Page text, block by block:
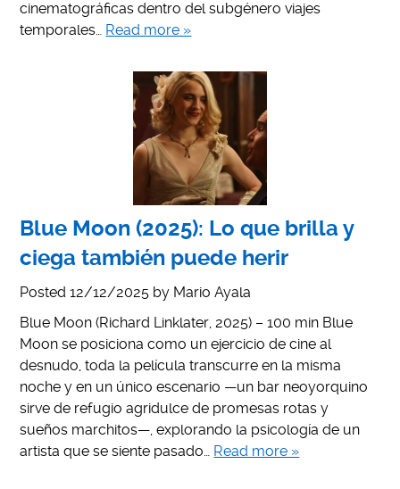
cinematográficas dentro del subgénero viajes
temporales… Read more »
Blue Moon (2025): Lo que brilla y
ciega también puede herir
Posted12/12/2025 by Mario Ayala
Blue Moon (Richard Linklater, 2025) – 100 min Blue
Moon se posiciona como un ejercicio de cine al
desnudo, toda la película transcurre en la misma
noche y en un único escenario —un bar neoyorquino
sirve de refugio agridulce de promesas rotas y
sueños marchitos—, explorando la psicología de un
artista que se siente pasado… Read more »